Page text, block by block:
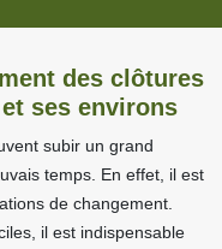
des clôtures
ses environs
subir un grand
temps. En effet, il est
de changement.
il est indispensable